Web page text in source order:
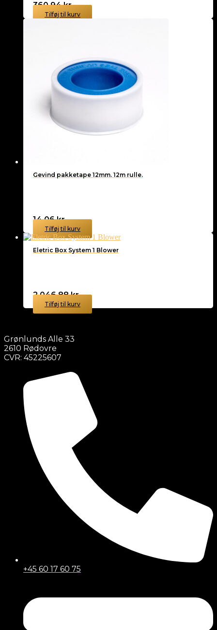
360,94kr.
Tilføj til kurv
Gevind pakketape 12mm. 12m rulle.
14,06kr.
Tilføj til kurv
Eletric Box System 1 Blower
2.046,88kr.
Tilføj til kurv
Grønlunds Alle 33
2610 Rødovre
CVR: 45225607
+45 60 17 60 75